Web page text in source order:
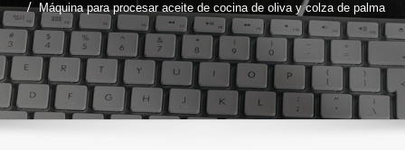
Máquina para procesar aceite de cocina de oliva y colza de palma